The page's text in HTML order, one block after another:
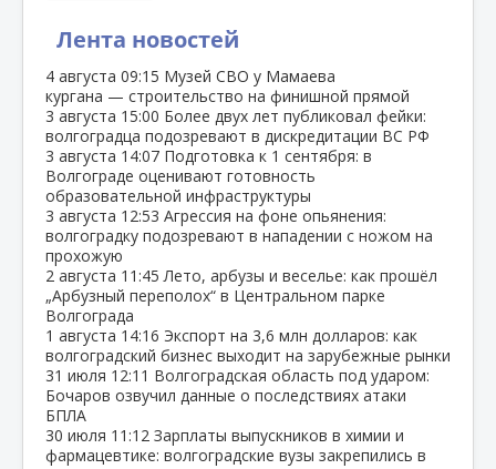
Лента новостей
4 августа 09:15 Музей СВО у Мамаева
кургана — строительство на финишной прямой
3 августа 15:00 Более двух лет публиковал фейки:
волгоградца подозревают в дискредитации ВС РФ
3 августа 14:07 Подготовка к 1 сентября: в
Волгограде оценивают готовность
образовательной инфраструктуры
3 августа 12:53 Агрессия на фоне опьянения:
волгоградку подозревают в нападении с ножом на
прохожую
2 августа 11:45 Лето, арбузы и веселье: как прошёл
„Арбузный переполох“ в Центральном парке
Волгограда
1 августа 14:16 Экспорт на 3,6 млн долларов: как
волгоградский бизнес выходит на зарубежные рынки
31 июля 12:11 Волгоградская область под ударом:
Бочаров озвучил данные о последствиях атаки
БПЛА
30 июля 11:12 Зарплаты выпускников в химии и
фармацевтике: волгоградские вузы закрепились в